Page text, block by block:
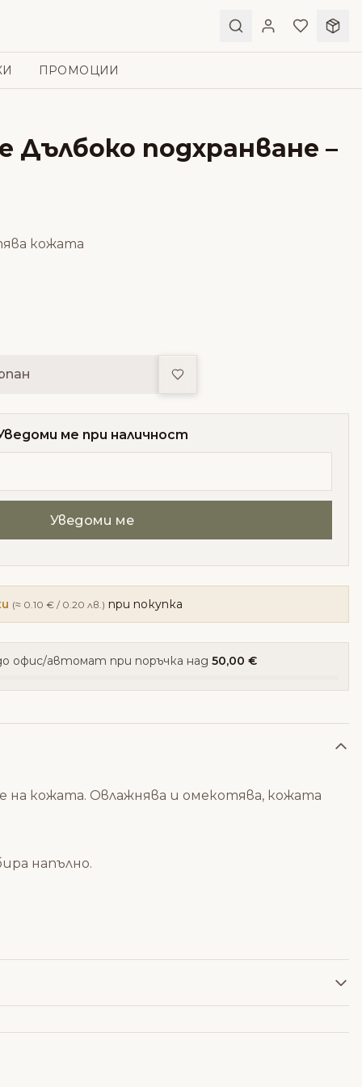
ПРОМОЦИИ
Дълбоко подхранване –
кожата
Добави в любими
ме при наличност
(≈ 0.10 € / 0.20 лв.) при покупка
офис/автомат при поръчка над 50,00 €
на кожата. Овлажнява и омекотява, кожата
напълно.